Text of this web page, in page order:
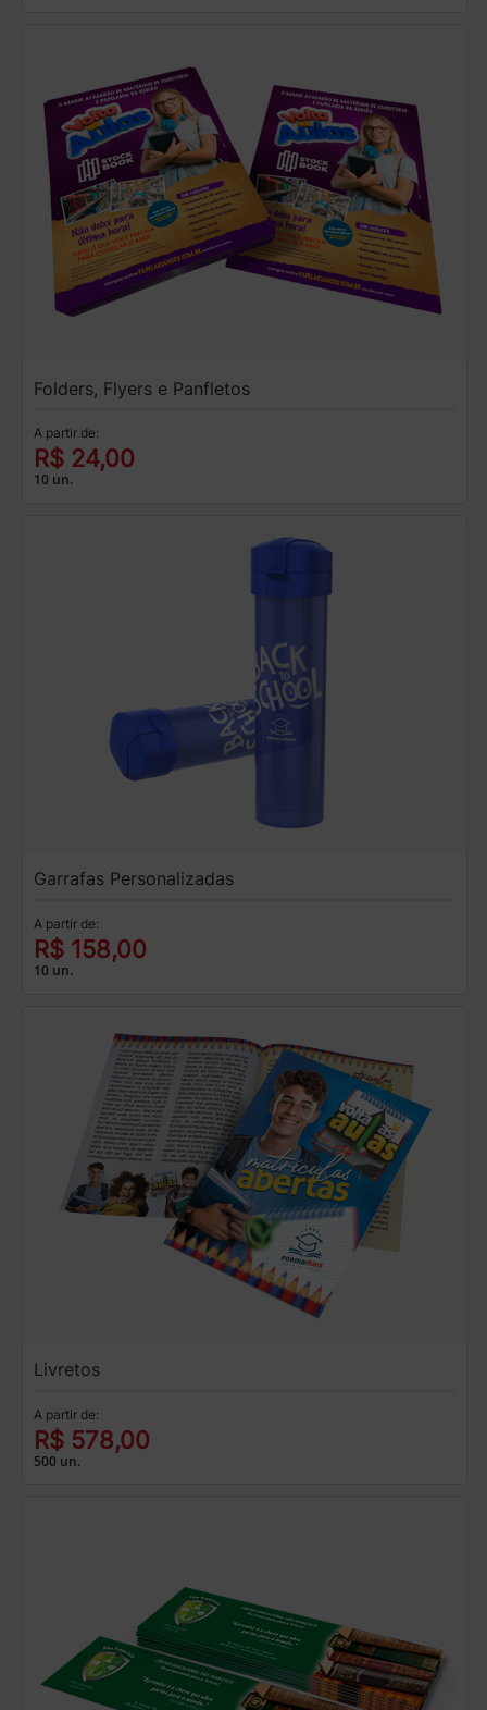
Folders, Flyers e Panfletos
A partir de:
R$ 24,00
10 un.
Garrafas Personalizadas
A partir de:
R$ 158,00
10 un.
Livretos
A partir de:
R$ 578,00
500 un.